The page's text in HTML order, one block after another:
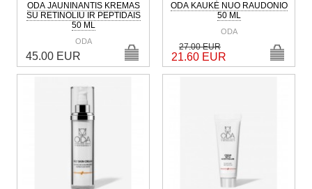
ODA JAUNINANTIS KREMAS
SU RETINOLIU IR PEPTIDAIS
50 ML
ODA
45.00 EUR
ODA KAUKĖ NUO RAUDONIO
50 ML
ODA
27.00 EUR
21.60 EUR